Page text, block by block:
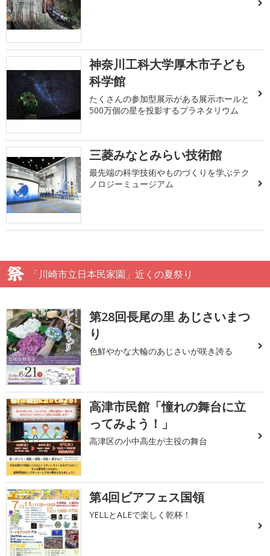
神奈川工科大学厚木市子ども
科学館
たくさんの参加型展示がある展示ホールと
500万個の星を投影するプラネタリウム
三菱みなとみらい技術館
最先端の科学技術やものづくりを学ぶテク
ノロジーミュージアム
「川崎市立日本民家園」近くの夏祭り
第28回長尾の里 あじさいまつ
り
色鮮やかな大輪のあじさいが咲き誇る
高津市民館「憧れの舞台に立
ってみよう！」
高津区の小中高生が主役の舞台
第4回ビアフェス国領
YELLとALEで楽しく乾杯！